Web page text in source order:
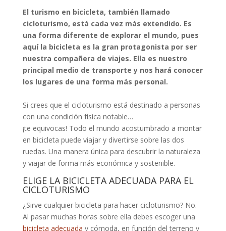
El turismo en bicicleta, también llamado
cicloturismo, está cada vez más extendido. Es
una forma diferente de explorar el mundo, pues
aquí la bicicleta es la gran protagonista por ser
nuestra compañera de viajes. Ella es nuestro
principal medio de transporte y nos hará conocer
los lugares de una forma más personal.
Si crees que el cicloturismo está destinado a personas
con una condición física notable…
¡te equivocas! Todo el mundo acostumbrado a montar
en bicicleta puede viajar y divertirse sobre las dos
ruedas. Una manera única para descubrir la naturaleza
y viajar de forma más económica y sostenible.
ELIGE LA BICICLETA ADECUADA PARA EL
CICLOTURISMO
¿Sirve cualquier bicicleta para hacer cicloturismo? No.
Al pasar muchas horas sobre ella debes escoger una
bicicleta adecuada y cómoda, en función del terreno y